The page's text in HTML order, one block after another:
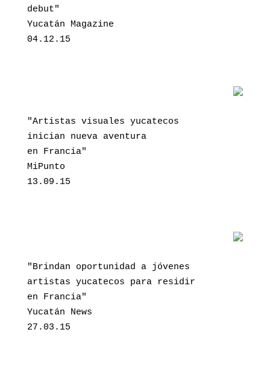
debut"
Yucatán Magazine
04.12.15
"Artistas visuales yucatecos
inician nueva aventura
en Francia"
MiPunto
13.09.15
"Brindan oportunidad a jóvenes
artistas yucatecos para residir
en Francia"
Yucatán News
27.03.15